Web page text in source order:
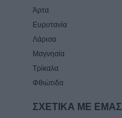
Άρτα
Ευρυτανία
Λάρισα
Μαγνησία
Τρίκαλα
Φθιώτιδα
ΣΧΕΤΙΚΑ ΜΕ ΕΜΑΣ